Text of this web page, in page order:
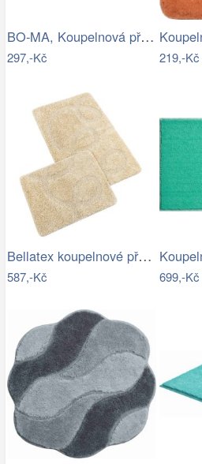
BO-MA, Koupelnová předložka Rabbit New…
297,-Kč 219,-Kč
Bellatex koupelnové předložky…
587,-Kč 699,-Kč